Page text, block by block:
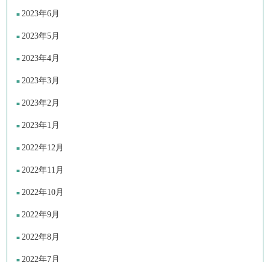
2023年6月
2023年5月
2023年4月
2023年3月
2023年2月
2023年1月
2022年12月
2022年11月
2022年10月
2022年9月
2022年8月
2022年7月